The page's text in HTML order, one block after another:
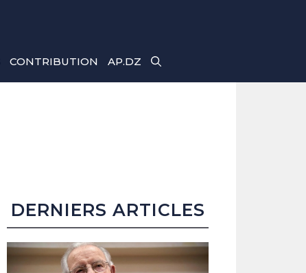
CONTRIBUTION AP.DZ
DERNIERS ARTICLES